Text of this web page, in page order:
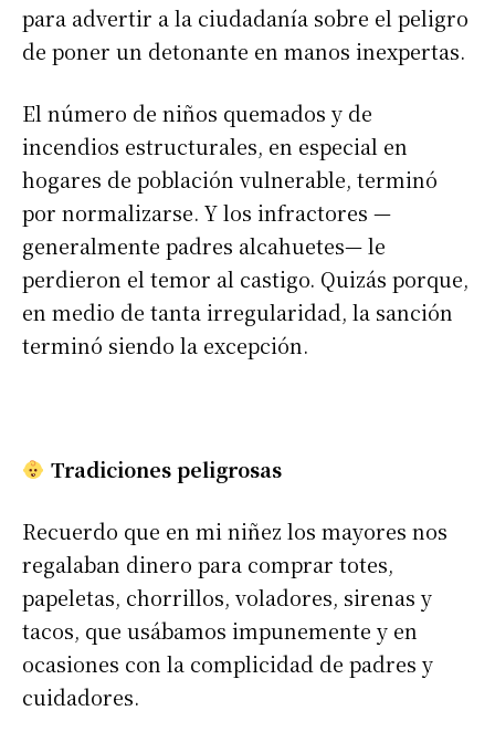
para advertir a la ciudadanía sobre el peligro
de poner un detonante en manos inexpertas.
El número de niños quemados y de
incendios estructurales, en especial en
hogares de población vulnerable, terminó
por normalizarse. Y los infractores —
generalmente padres alcahuetes— le
perdieron el temor al castigo. Quizás porque,
en medio de tanta irregularidad, la sanción
terminó siendo la excepción.
Tradiciones peligrosas
Recuerdo que en mi niñez los mayores nos
regalaban dinero para comprar totes,
papeletas, chorrillos, voladores, sirenas y
tacos, que usábamos impunemente y en
ocasiones con la complicidad de padres y
cuidadores.